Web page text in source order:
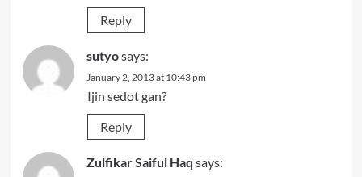
Reply
sutyosays:
January 2, 2013 at 10:43 pm
Ijin sedot gan?
Reply
Zulfikar Saiful Haq says: